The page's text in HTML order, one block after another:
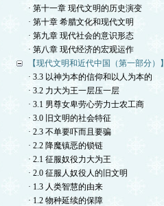
· 第十一章 现代文明的历史演变
· 第十章 希腊文化和现代文明
· 第九章 现代社会的意识形态
· 第八章 现代经济的宏观运作
【现代文明和近代中国（第一部分）】
· 3.3 以神为本的信仰和以人为本的
· 3.2 力大为王一层压一层
· 3.1 男尊女卑劳心劳力士农工商
· 3.0 旧文明的社会特征
· 2.3 不单要吓而且要骗
· 2.2 降魔镇恶的锁链
· 2.1 征服奴役力大为王
· 2.0 征服人奴役人的旧文明
· 1.3 人类智慧的由来
· 1.2 物种延续的保障